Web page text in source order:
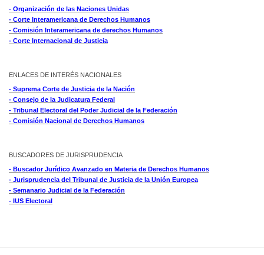
- Organización de las Naciones Unidas
- Corte Interamericana de Derechos Humanos
- Comisión Interamericana de derechos Humanos
- Corte Internacional de Justicia
ENLACES DE INTERÉS NACIONALES
- Suprema Corte de Justicia de la Nación
- Consejo de la Judicatura Federal
- Tribunal Electoral del Poder Judicial de la Federación
- Comisión Nacional de Derechos Humanos
BUSCADORES DE JURISPRUDENCIA
- Buscador Jurídico Avanzado en Materia de Derechos Humanos
- Jurisprudencia del Tribunal de Justicia de la Unión Europea
- Semanario Judicial de la Federación
- IUS Electoral